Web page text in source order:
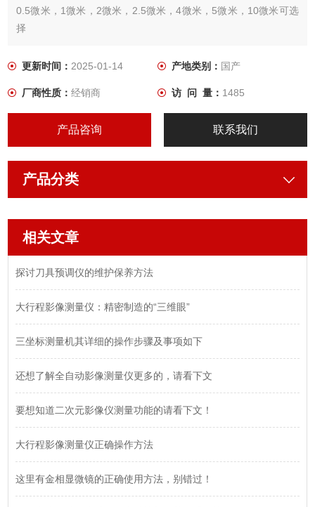
0.5微米，1微米，2微米，2.5微米，4微米，5微米，10微米可选
择
更新时间：2025-01-14 产地类别： 国产
厂商性质：经销商 访 问 量： 1485
产品咨询 联系我们
产品分类
相关文章
探讨刀具预调仪的维护保养方法
大行程影像测量仪：精密制造的“三维眼”
三坐标测量机其详细的操作步骤及事项如下
还想了解全自动影像测量仪更多的，请看下文
要想知道二次元影像仪测量功能的请看下文！
大行程影像测量仪正确操作方法
这里有金相显微镜的正确使用方法，别错过！